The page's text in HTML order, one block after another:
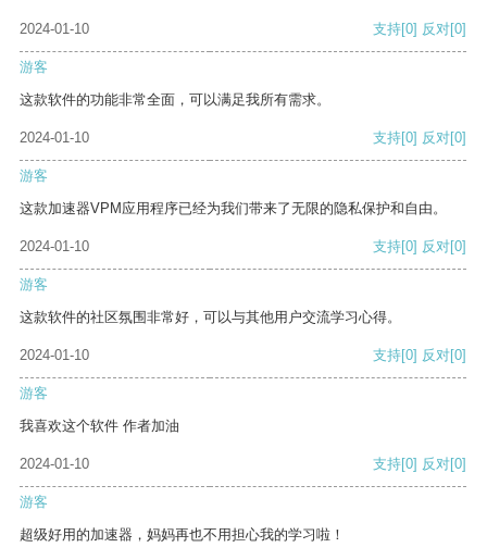
2024-01-10 支持[0] 反对[0]
游客
这款软件的功能非常全面，可以满足我所有需求。
2024-01-10 支持[0] 反对[0]
游客
这款加速器VPM应用程序已经为我们带来了无限的隐私保护和自由。
2024-01-10 支持[0] 反对[0]
游客
这款软件的社区氛围非常好，可以与其他用户交流学习心得。
2024-01-10 支持[0] 反对[0]
游客
我喜欢这个软件 作者加油
2024-01-10 支持[0] 反对[0]
游客
超级好用的加速器，妈妈再也不用担心我的学习啦！